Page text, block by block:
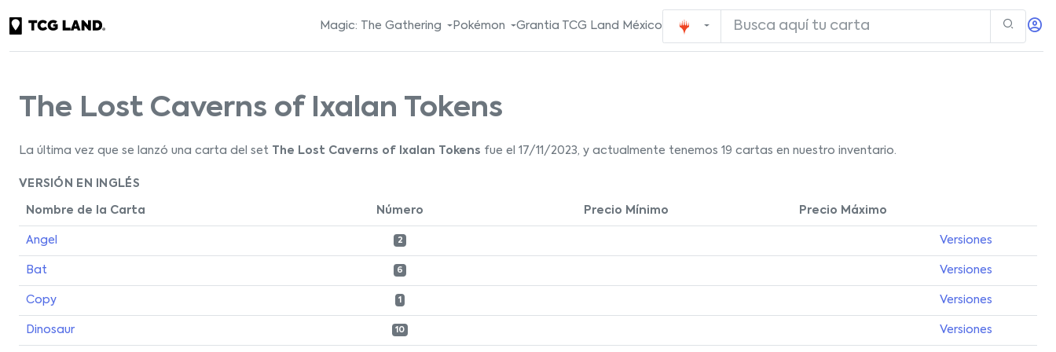
Magic: The Gathering Pokémon Grantia TCG Land México
The Lost Caverns of Ixalan Tokens
La última vez que se lanzó una carta del set The Lost Caverns of Ixalan Tokens fue el 17/11/2023, y actualmente tenemos 19 cartas en nuestro inventario.
VERSIÓN EN INGLÉS
Nombre de la Carta Número Precio Mínimo Precio Máximo
Angel 2 Versiones
Bat 6 Versiones
Copy 1 Versiones
Dinosaur 10 Versiones